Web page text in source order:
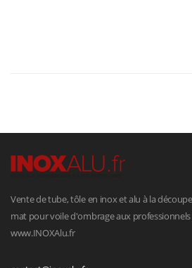
Vente de tube, tôle en inox et alu à la
mat pour voile d'ombrage aux
www.INOXAlu.fr